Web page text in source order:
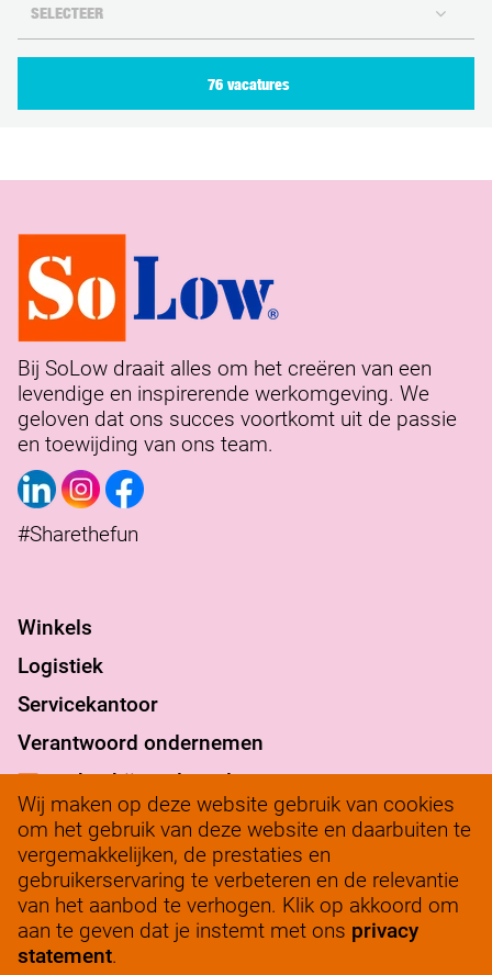
76 vacatures
Bij SoLow draait alles om het creëren van een
levendige en inspirerende werkomgeving. We
geloven dat ons succes voortkomt uit de passie
en toewijding van ons team.
#Sharethefun
Winkels
Logistiek
Servicekantoor
Verantwoord ondernemen
werkenbij@solow.nl
+ 31 345 62 14 32
Bedrijfsleidersportaal
Wij maken op deze website gebruik van cookies
om het gebruik van deze website en daarbuiten te
vergemakkelijken, de prestaties en
gebruikerservaring te verbeteren en de relevantie
van het aanbod te verhogen. Klik op akkoord om
aan te geven dat je instemt met ons privacy
statement.